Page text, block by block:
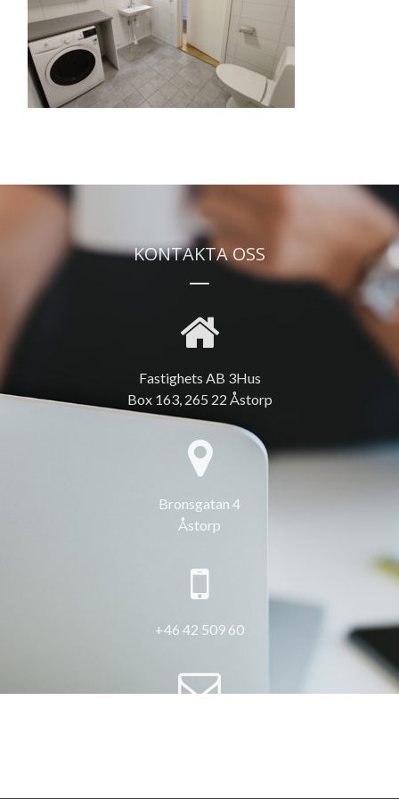
KONTAKTA OSS
Fastighets AB 3Hus
Box 163, 265 22 Åstorp
Bronsgatan 4
Åstorp
+46 42 509 60